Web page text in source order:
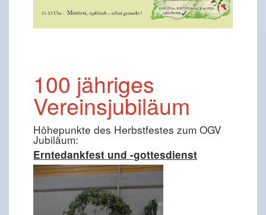
100 jähriges
Vereinsjubiläum
Höhepunkte des Herbstfestes zum OGV
Jubiläum:
Erntedankfest und -gottesdienst